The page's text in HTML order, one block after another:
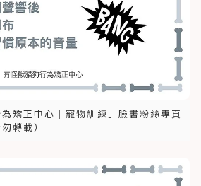
為矯正中心｜寵物訓練」臉書粉絲專頁
轉載）